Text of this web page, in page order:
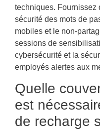
techniques. Fournissez
sécurité des mots de
mobiles et le non-
sessions de
cybersécurité et la
employés alertes aux
Quelle
est
de recharge